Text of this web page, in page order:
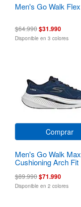
Men's Go Walk Flex
$64.990$31.990
Disponible en 3 colores
Comprar
Men's Go Walk Max
Cushioning Arch Fit
$89.990$71.990
Disponible en 2 colores